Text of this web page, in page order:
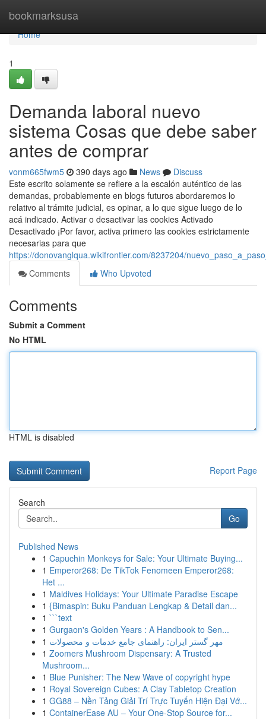
bookmarksusa
Home
Home
1
Demanda laboral nuevo
sistema Cosas que debe saber
antes de comprar
vonm665fwm5 390 days ago News
Discuss
Este escrito solamente se refiere a la escalón auténtico de las
demandas, probablemente en blogs futuros abordaremos lo
relativo al trámite judicial, es opinar, a lo que sigue luego de lo
acá indicado. Activar o desactivar las cookies Activado
Desactivado ¡Por favor, activa primero las cookies estrictamente
necesarias para que
https://donovanglqua.wikifrontier.com/8237204/
Comments
Who Upvoted
Comments
Submit a Comment
No HTML
HTML is disabled
Report Page
Search
Go
Published News
1 Capuchin Monkeys for Sale: Your Ultimate Buying...
1 Emperor268: De TikTok Fenomeen Emperor268:
Het ...
1 Maldives Holidays: Your Ultimate Paradise Escape
1 {Bimaspin: Buku Panduan Lengkap & Detail dan...
1 ```text
1 Gurgaon's Golden Years : A Handbook to Sen...
1 مهر گستر ایران: راهنمای جامع خدمات و محصولات
1 Zoomers Mushroom Dispensary: A Trusted
Mushroom...
1 Blue Punisher: The New Wave of copyright hype
1 Royal Sovereign Cubes: A Clay Tabletop Creation
1 GG88 – Nền Tảng Giải Trí Trực Tuyến Hiện Đại Vớ...
1 ContainerEase AU – Your One-Stop Source for...